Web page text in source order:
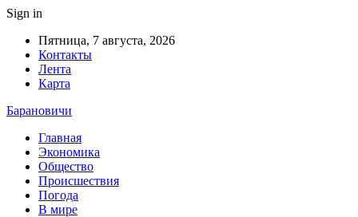
Sign in
Пятница, 7 августа, 2026
Контакты
Лента
Карта
Барановичи
Главная
Экономика
Общество
Происшествия
Погода
В мире